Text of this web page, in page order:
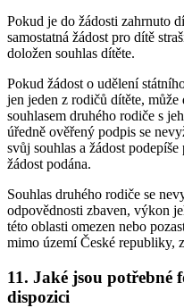
Pokud je do žádosti zahrnuto
samostatná žádost pro dítě
doložen souhlas dítěte.
Pokud žádost o udělení
jen jeden z rodičů dítěte, může
souhlasem druhého rodiče s
úředně ověřený podpis se
svůj souhlas a žádost
žádost podána.
Souhlas druhého rodiče se
odpovědnosti zbaven, výkon
této oblasti omezen nebo
mimo území České republiky,
11. Jaké jsou potřebné
dispozici